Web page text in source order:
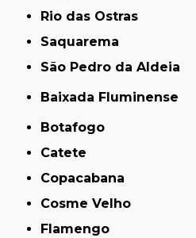
Rio das Ostras
Saquarema
São Pedro da Aldeia
Baixada Fluminense
Botafogo
Catete
Copacabana
Cosme Velho
Flamengo